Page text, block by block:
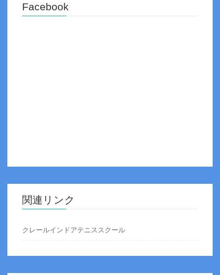
Facebook
関連リンク
クレールインドアテニススクール